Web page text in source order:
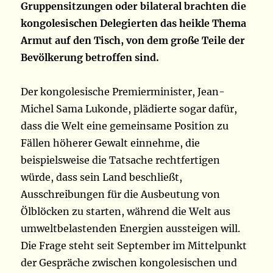
Gruppensitzungen oder bilateral brachten die
kongolesischen Delegierten das heikle Thema
Armut auf den Tisch, von dem große Teile der
Bevölkerung betroffen sind.
Der kongolesische Premierminister, Jean-
Michel Sama Lukonde, plädierte sogar dafür,
dass die Welt eine gemeinsame Position zu
Fällen höherer Gewalt einnehme, die
beispielsweise die Tatsache rechtfertigen
würde, dass sein Land beschließt,
Ausschreibungen für die Ausbeutung von
Ölblöcken zu starten, während die Welt aus
umweltbelastenden Energien aussteigen will.
Die Frage steht seit September im Mittelpunkt
der Gespräche zwischen kongolesischen und